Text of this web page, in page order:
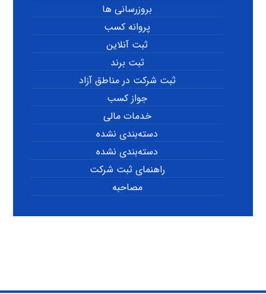
بروزرسانی ها
پروانه کسب
ثبت آنلاین
ثبت برند
ثبت شرکت در مناطق آزاد
جواز کسب
خدمات مالی
دسته‌بندی نشده
دسته‌بندی نشده
راهنمای ثبت شرکت
مصاحبه